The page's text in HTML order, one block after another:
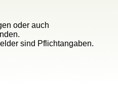
oder auch
sind Pflichtangaben.